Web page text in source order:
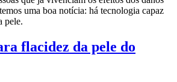
uma boa notícia: há tecnologia capaz
pele.
flacidez da pele do